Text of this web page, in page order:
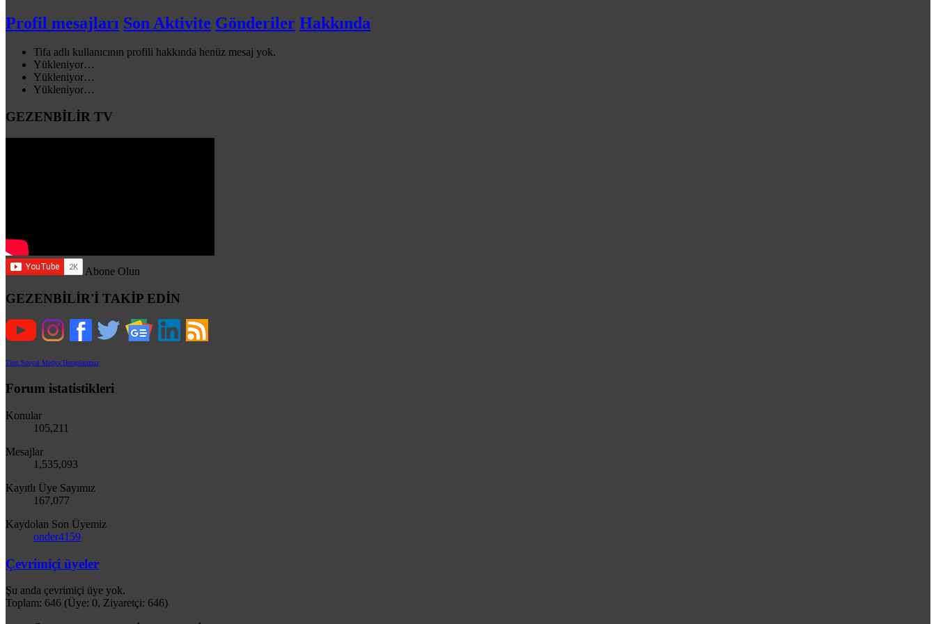
Profil mesajları Son Aktivite Gönderiler Hakkında
Tifa adlı kullanıcının profili hakkında henüz mesaj yok.
Yükleniyor…
Yükleniyor…
Yükleniyor…
GEZENBİLİR TV
Abone Olun
GEZENBİLİR'İ TAKİP EDİN
Tüm Sosyal Medya Hesaplarımız
Forum istatistikleri
Konular
105,211
Mesajlar
1,535,093
Kayıtlı Üye Sayımız
167,077
Kaydolan Son Üyemiz
onder4159
Çevrimiçi üyeler
Şu anda çevrimiçi üye yok.
Toplam: 646 (Üye: 0, Ziyaretçi: 646)